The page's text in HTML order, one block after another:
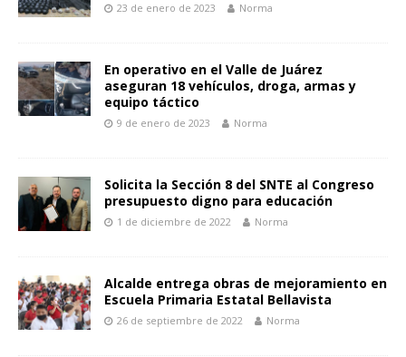
23 de enero de 2023 Norma
En operativo en el Valle de Juárez
aseguran 18 vehículos, droga, armas y
equipo táctico
9 de enero de 2023 Norma
Solicita la Sección 8 del SNTE al Congreso
presupuesto digno para educación
1 de diciembre de 2022 Norma
Alcalde entrega obras de mejoramiento en
Escuela Primaria Estatal Bellavista
26 de septiembre de 2022 Norma